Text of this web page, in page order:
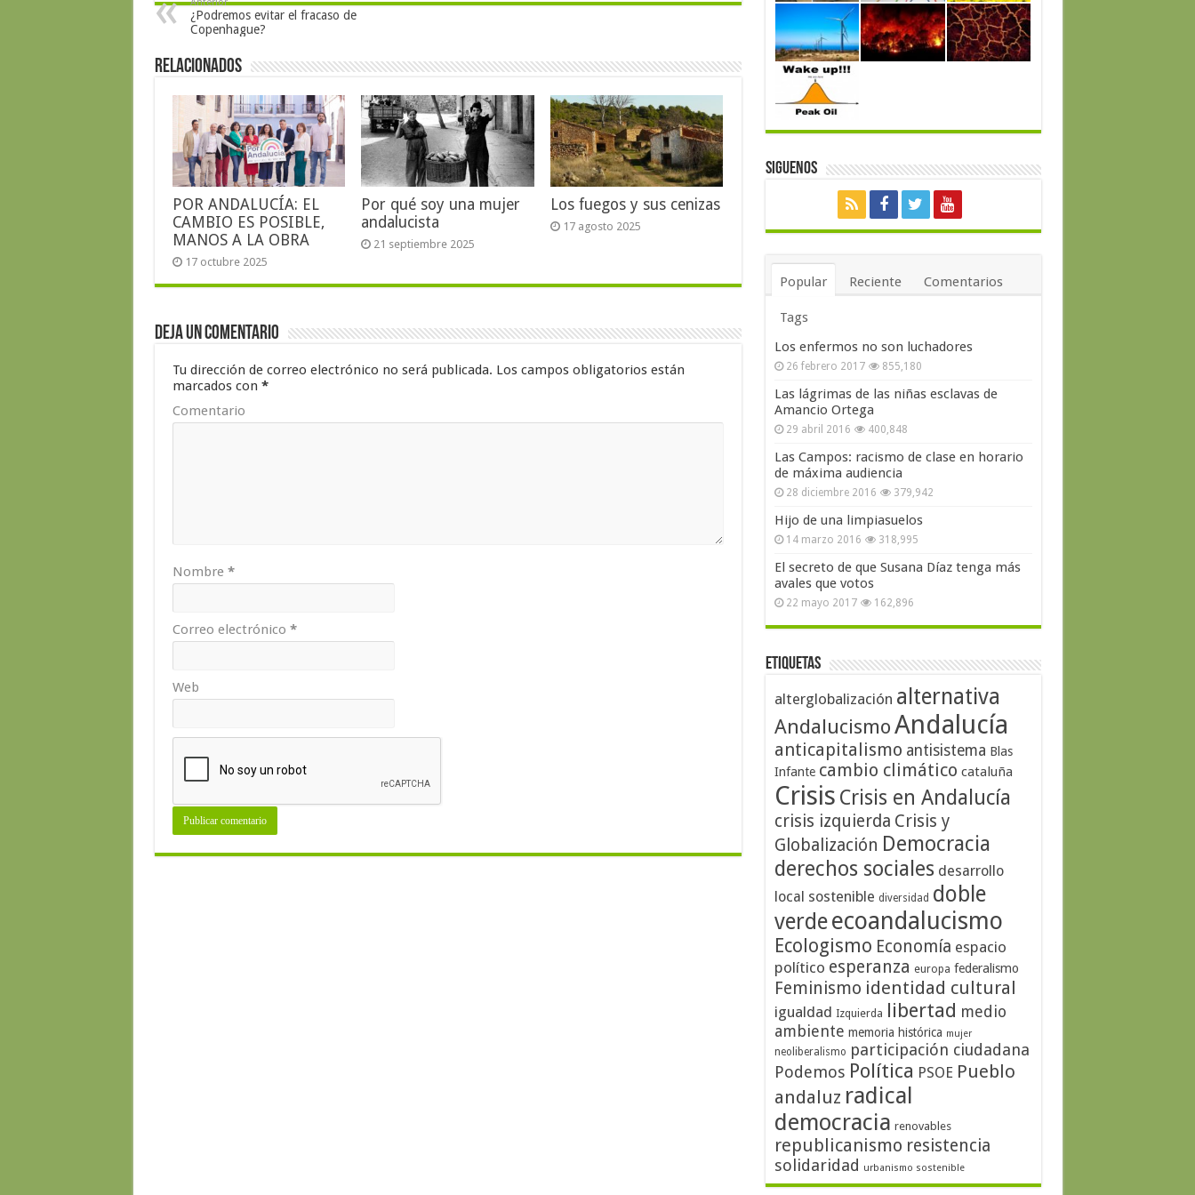
¿Podremos evitar el fracaso de
Copenhague?
Relacionados
POR ANDALUCÍA: EL
CAMBIO ES POSIBLE,
MANOS A LA OBRA
17 octubre 2025
Por qué soy una mujer
andalucista
21 septiembre 2025
Los fuegos y sus cenizas
17 agosto 2025
Deja un comentario
Tu dirección de correo electrónico no será publicada. Los campos obligatorios están
marcados con *
Comentario
Nombre *
Correo electrónico *
Web
Siguenos
Popular Reciente Comentarios
Tags
Los enfermos no son luchadores
26 febrero 2017 855,180
Las lágrimas de las niñas esclavas de
Amancio Ortega
29 abril 2016 400,848
Las Campos: racismo de clase en horario
de máxima audiencia
28 diciembre 2016 379,942
Hijo de una limpiasuelos
14 marzo 2016 318,995
El secreto de que Susana Díaz tenga más
avales que votos
22 mayo 2017 162,896
Etiquetas
alterglobalización alternativa
AndalucismoAndalucía
anticapitalismo antisistema Blas
Infante cambio climático cataluña
Crisis Crisis en Andalucía
crisis izquierda Crisis y
Globalización Democracia
derechos sociales desarrollo
local sostenible diversidad doble
verdeecoandalucismo
Ecologismo Economía espacio
político esperanza europa federalismo
Feminismo identidad cultural
igualdad Izquierda libertad medio
ambiente memoria histórica mujer
neoliberalismo participación ciudadana
Podemos Política PSOE Pueblo
andaluz radical
democracia renovables
republicanismo resistencia
solidaridad urbanismo sostenible